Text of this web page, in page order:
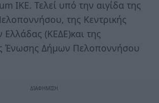
IKE. Τελεί υπό την αιγίδα της
της Κεντρικής
(ΚΕΔΕ)και της
Ένωσης Δήμων Πελοποννήσου